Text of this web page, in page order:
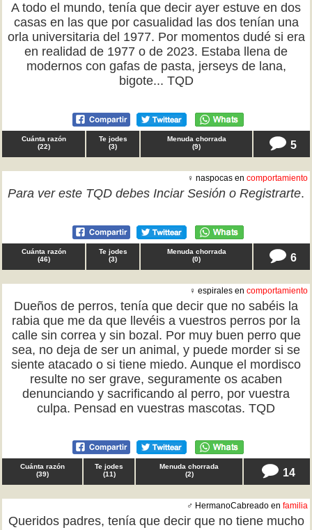
A todo el mundo, tenía que decir ayer estuve en dos
casas en las que por casualidad las dos tenían una
orla universitaria del 1977. Por momentos dudé si era
en realidad de 1977 o de 2023. Estaba llena de
modernos con gafas de pasta, jerseys de lana,
bigote... TQD
Cuánta razón
(22)
Te jodes
(3)
Menuda chorrada
(9) 5
♀ naspocas en comportamiento
Para ver este TQD debes Inciar Sesión o Registrarte.
Cuánta razón
(46)
Te jodes
(3)
Menuda chorrada
(0) 6
♀ espirales en comportamiento
Dueños de perros, tenía que decir que no sabéis la
rabia que me da que llevéis a vuestros perros por la
calle sin correa y sin bozal. Por muy buen perro que
sea, no deja de ser un animal, y puede morder si se
siente atacado o si tiene miedo. Aunque el mordisco
resulte no ser grave, seguramente os acaben
denunciando y sacrificando al perro, por vuestra
culpa. Pensad en vuestras mascotas. TQD
Cuánta razón
(39)
Te jodes
(11)
Menuda chorrada
(2) 14
♂ HermanoCabreado en familia
Queridos padres, tenía que decir que no tiene mucho